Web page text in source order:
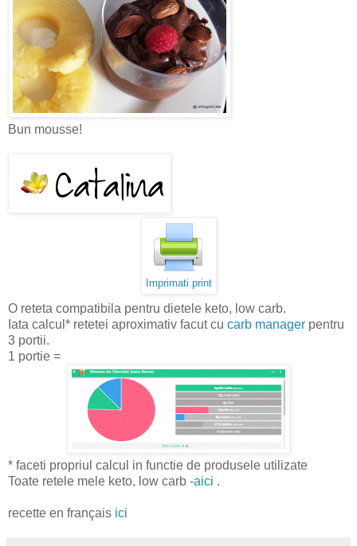
Bun mousse!
Imprimati print
O reteta compatibila pentru dietele keto, low carb.
Iata calcul* retetei aproximativ facut cu carb manager pentru
3 portii.
1 portie =
* faceti propriul calcul in functie de produsele utilizate
Toate retele mele keto, low carb -aici .
recette en français ici